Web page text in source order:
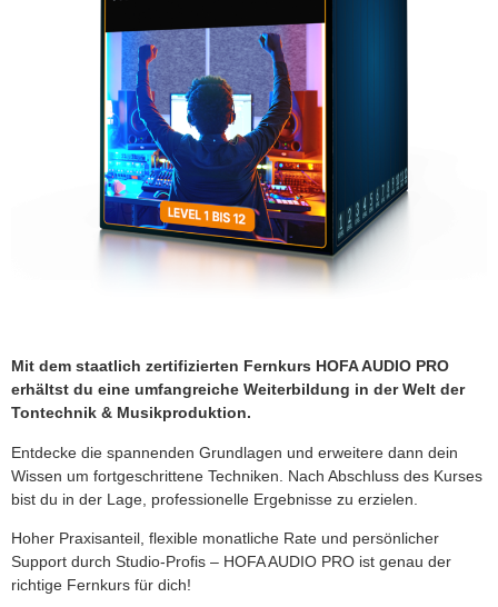
Mit dem staatlich zertifizierten Fernkurs HOFA AUDIO PRO
erhältst du eine umfangreiche Weiterbildung in der Welt der
Tontechnik & Musikproduktion.
Entdecke die spannenden Grundlagen und erweitere dann dein
Wissen um fortgeschrittene Techniken. Nach Abschluss des Kurses
bist du in der Lage, professionelle Ergebnisse zu erzielen.
Hoher Praxisanteil, flexible monatliche Rate und persönlicher
Support durch Studio-Profis – HOFA AUDIO PRO ist genau der
richtige Fernkurs für dich!